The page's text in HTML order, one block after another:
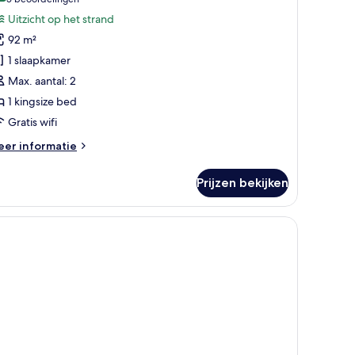
beoordelingen)
Uitzicht op het strand
92 m²
1 slaapkamer
Max. aantal: 2
1 kingsize bed
Gratis wifi
informatie
Prijzen bekijken